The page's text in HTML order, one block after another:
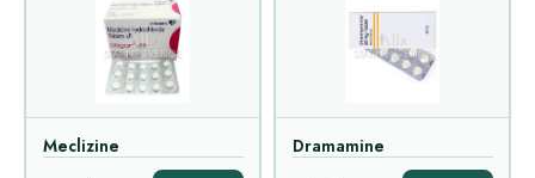
Meclizine Dramamine